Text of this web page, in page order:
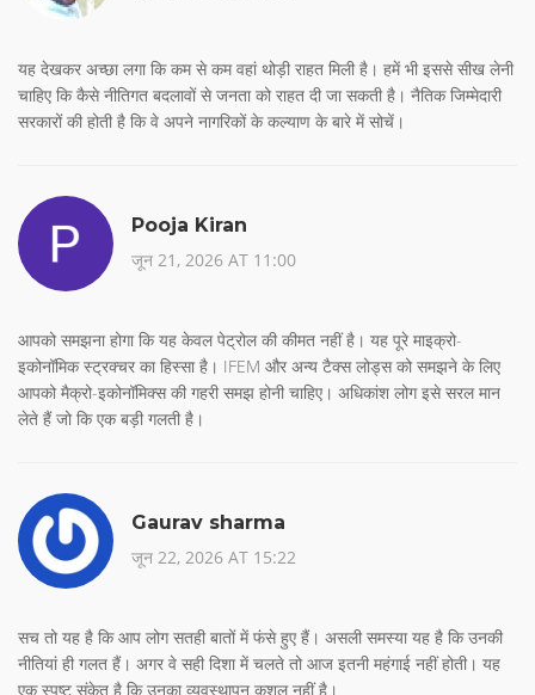
यह देखकर अच्छा लगा कि कम से कम वहां थोड़ी राहत मिली है। हमें भी इससे सीख लेनी
चाहिए कि कैसे नीतिगत बदलावों से जनता को राहत दी जा सकती है। नैतिक जिम्मेदारी
सरकारों की होती है कि वे अपने नागरिकों के कल्याण के बारे में सोचें।
Pooja Kiran
जून 21, 2026 AT 11:00
आपको समझना होगा कि यह केवल पेट्रोल की कीमत नहीं है। यह पूरे माइक्रो-
इकोनॉमिक स्ट्रक्चर का हिस्सा है। IFEM और अन्य टैक्स लोड्स को समझने के लिए
आपको मैक्रो-इकोनॉमिक्स की गहरी समझ होनी चाहिए। अधिकांश लोग इसे सरल मान
लेते हैं जो कि एक बड़ी गलती है।
Gaurav sharma
जून 22, 2026 AT 15:22
सच तो यह है कि आप लोग सतही बातों में फंसे हुए हैं। असली समस्या यह है कि उनकी
नीतियां ही गलत हैं। अगर वे सही दिशा में चलते तो आज इतनी महंगाई नहीं होती। यह
एक स्पष्ट संकेत है कि उनका व्यवस्थापन कुशल नहीं है।